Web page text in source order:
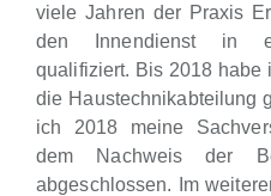
viele Jahren der Praxis
den Innendienst in
qualifiziert. Bis 2018 habe
die Haustechnikabteilung
ich 2018 meine
dem Nachweis der
abgeschlossen. Im